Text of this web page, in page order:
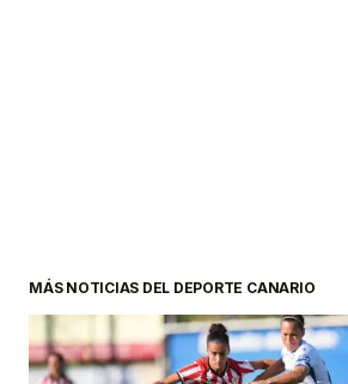
MÁS NOTICIAS DEL DEPORTE CANARIO